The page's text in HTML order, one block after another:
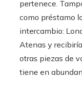
pertenece.
como préstamo
intercambio:
Atenas y
otras piezas de
tiene en